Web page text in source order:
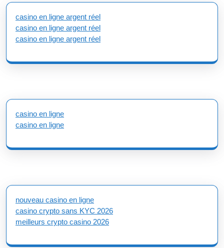
casino en ligne argent réel
casino en ligne argent réel
casino en ligne argent réel
casino en ligne
casino en ligne
nouveau casino en ligne
casino crypto sans KYC 2026
meilleurs crypto casino 2026